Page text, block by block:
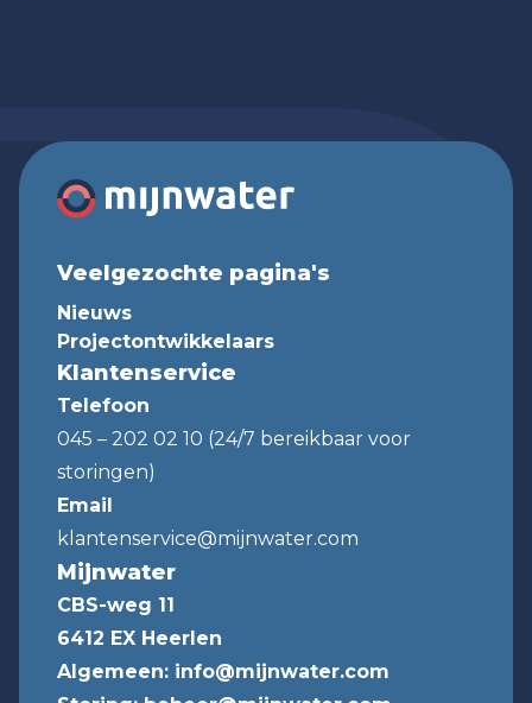
Veelgezochte pagina's
Nieuws
Projectontwikkelaars
Klantenservice
Telefoon
045 – 202 02 10 (24/7 bereikbaar voor
storingen)
Email
klantenservice@mijnwater.com
Mijnwater
CBS-weg 11
6412 EX Heerlen
Algemeen: info@mijnwater.com